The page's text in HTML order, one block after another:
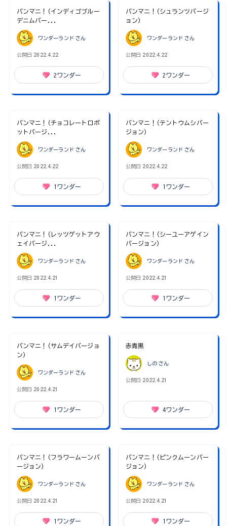
バンマニ！(インディゴブルー
デニムバー...
ワンダーランド さん
公開日 2022.4.22
2 ワンダー
バンマニ！(シュランツバージ
ョン)
ワンダーランド さん
公開日 2022.4.22
2 ワンダー
バンマニ！(チョコレートロボ
ットバージ...
ワンダーランド さん
公開日 2022.4.22
1 ワンダー
バンマニ！(テントウムシバー
ジョン)
ワンダーランド さん
公開日 2022.4.22
1 ワンダー
バンマニ！(レッツゲットアウ
ェイバージ...
ワンダーランド さん
公開日 2022.4.21
1 ワンダー
バンマニ！(シーユーアゲイン
バージョン)
ワンダーランド さん
公開日 2022.4.21
1 ワンダー
バンマニ！(サムデイバージョ
ン)
ワンダーランド さん
公開日 2022.4.21
1 ワンダー
赤青黒
しの さん
公開日 2022.4.21
4ワンダー
バンマニ！(フラワームーンバ
ージョン)
ワンダーランド さん
公開日 2022.4.21
1 ワンダー
バンマニ！(ピンクムーンバー
ジョン)
ワンダーランド さん
公開日 2022.4.21
1 ワンダー